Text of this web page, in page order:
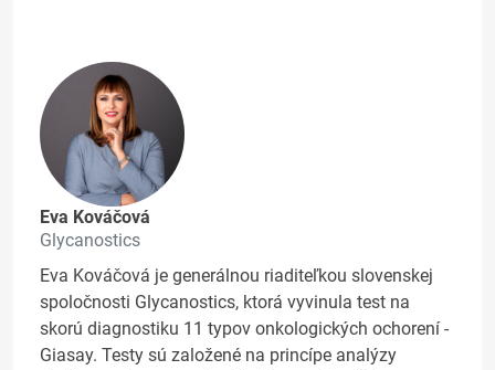
Eva Kováčová
Glycanostics
Eva Kováčová je generálnou riaditeľkou slovenskej
spoločnosti Glycanostics, ktorá vyvinula test na
skorú diagnostiku 11 typov onkologických ochorení -
Giasay. Testy sú založené na princípe analýzy